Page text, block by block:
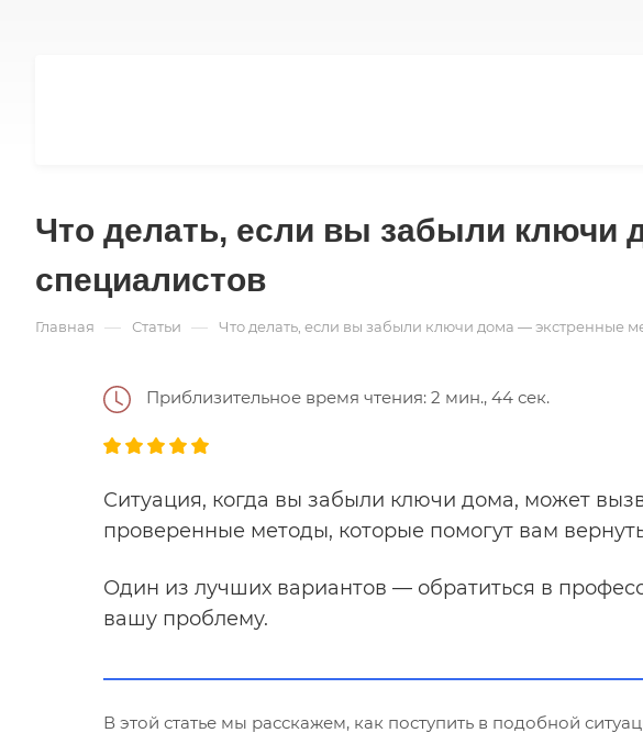
Что делать, если вы забыли
специалистов
Главная — Статьи — Что делать, если вы забыли ключи дома — экстренные
Приблизительное время чтения: 2 мин., 44 сек.
Ситуация, когда вы забыли ключи дома, может
проверенные методы, которые помогут вам
Один из лучших вариантов — обратиться в
вашу проблему.
В этой статье мы расскажем, как поступить в подобной